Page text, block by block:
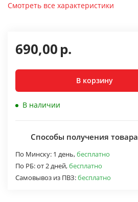
Смотреть все характеристики
690,00р.
В корзину
В наличии
Способы получения товара
По Минску: 1 день,бесплатно
По РБ:от 2 дней,бесплатно
Самовывоз из ПВЗ:бесплатно